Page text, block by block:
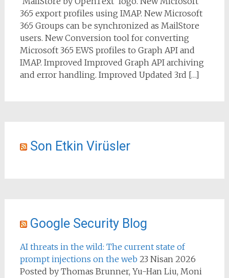
365 export profiles using IMAP. New Microsoft
365 Groups can be synchronized as MailStore
users. New Conversion tool for converting
Microsoft 365 EWS profiles to Graph API and
IMAP. Improved Improved Graph API archiving
and error handling. Improved Updated 3rd […]
Son Etkin Virüsler
Google Security Blog
AI threats in the wild: The current state of
prompt injections on the web 23 Nisan 2026
Posted by Thomas Brunner, Yu-Han Liu, Moni